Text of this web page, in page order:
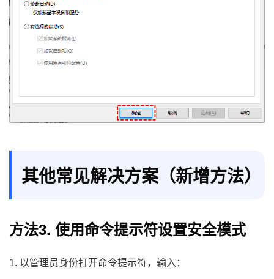
其他常见解决方案（新增方法）
方法3. 使用命令提示符设置安全模式
1. 以管理员身份打开命令提示符，输入：